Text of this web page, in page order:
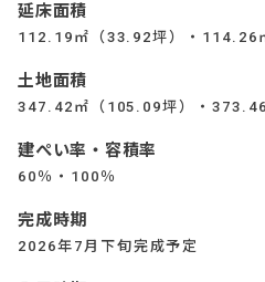
延床面積
112.19㎡（33.92坪）・114.26
土地面積
347.42㎡（105.09坪）・
建ぺい率・容積率
60％・100％
完成時期
2026年7月下旬完成予定